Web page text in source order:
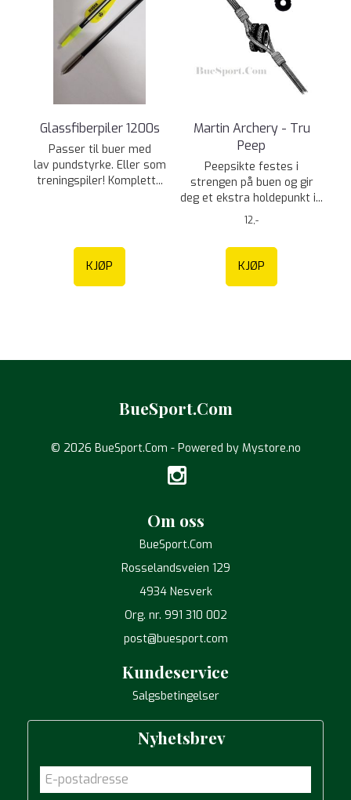
Glassfiberpiler 1200s
Passer til buer med
lav pundstyrke. Eller som
treningspiler! Komplett...
KJØP
Martin Archery - Tru
Peep
Peepsikte festes i
strengen på buen og gir
deg et ekstra holdepunkt i...
12,-
KJØP
BueSport.Com
© 2026 BueSport.Com - Powered by Mystore.no
Om oss
BueSport.Com
Rosselandsveien 129
4934 Nesverk
Org. nr. 991 310 002
post@buesport.com
Kundeservice
Salgsbetingelser
Nyhetsbrev